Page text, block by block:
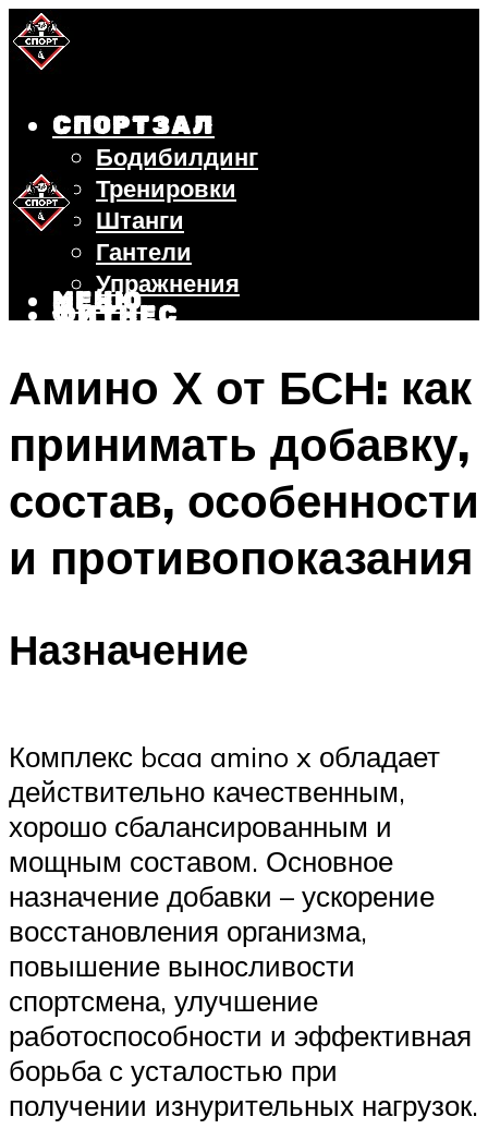
СПОРТЗАЛ
Бодибилдинг
Тренировки
Штанги
Гантели
Упражнения
ФИТНЕС
ВЕЛОСИПЕД
ПОХУДЕНИЕ
МЕНЮ
Амино Х от БСН: как
принимать добавку,
состав, особенности
и противопоказания
Назначение
Комплекс bcaa amino x обладает
действительно качественным,
хорошо сбалансированным и
мощным составом. Основное
назначение добавки – ускорение
восстановления организма,
повышение выносливости
спортсмена, улучшение
работоспособности и эффективная
борьба с усталостью при
получении изнурительных нагрузок.